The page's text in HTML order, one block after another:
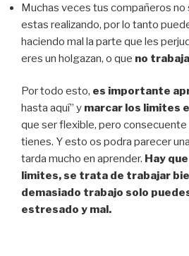
Muchas veces tus compañeros
estas realizando, por lo tanto
haciendo mal la parte que les
eres un holgazan, o que no
Por todo esto, es importante
hasta aquí” y marcar los limites
que ser flexible, pero
tienes. Y esto os podra parecer
tarda mucho en aprender. Hay
limites, se trata de trabajar
demasiado trabajo solo
estresado y mal.